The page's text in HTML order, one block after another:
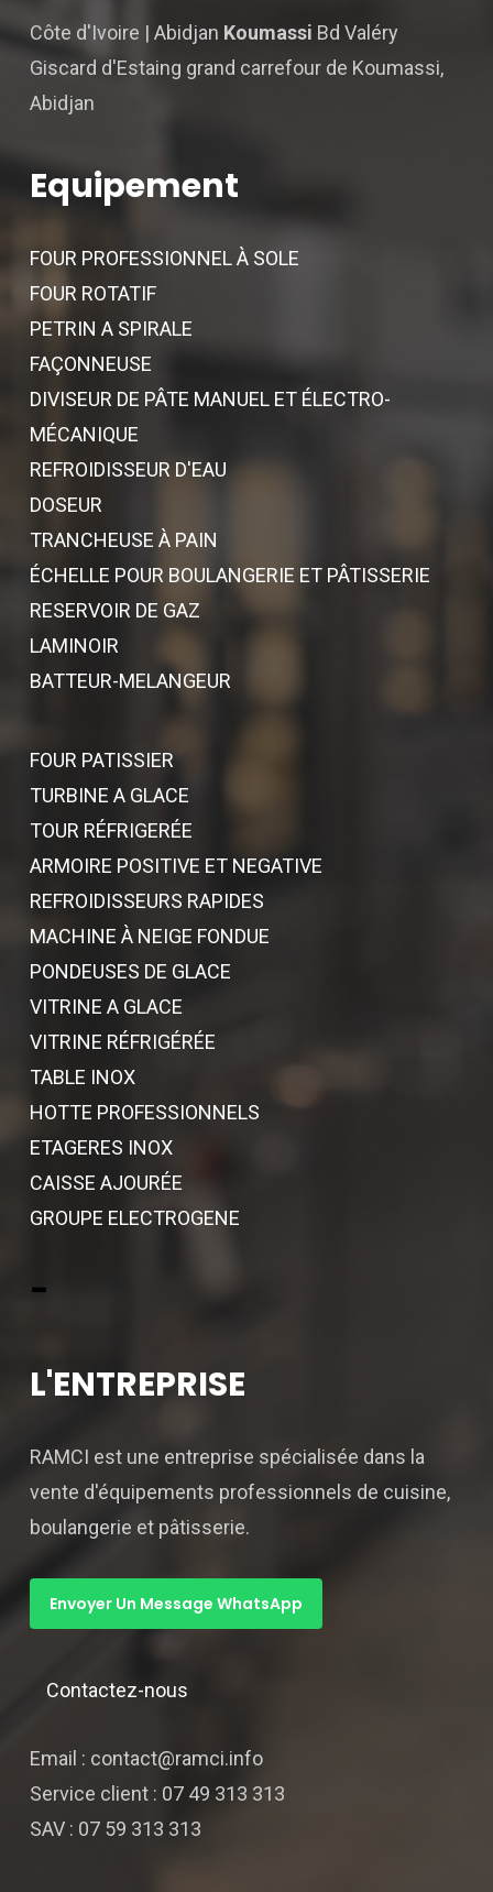
Côte d'Ivoire | Abidjan Koumassi Bd Valéry
Giscard d'Estaing grand carrefour de Koumassi,
Abidjan
Equipement
FOUR PROFESSIONNEL À SOLE
FOUR ROTATIF
PETRIN A SPIRALE
FAÇONNEUSE
DIVISEUR DE PÂTE MANUEL ET ÉLECTRO-
MÉCANIQUE
REFROIDISSEUR D'EAU
DOSEUR
TRANCHEUSE À PAIN
ÉCHELLE POUR BOULANGERIE ET PÂTISSERIE
RESERVOIR DE GAZ
LAMINOIR
BATTEUR-MELANGEUR
FOUR PATISSIER
TURBINE A GLACE
TOUR RÉFRIGERÉE
ARMOIRE POSITIVE ET NEGATIVE
REFROIDISSEURS RAPIDES
MACHINE À NEIGE FONDUE
PONDEUSES DE GLACE
VITRINE A GLACE
VITRINE RÉFRIGÉRÉE
TABLE INOX
HOTTE PROFESSIONNELS
ETAGERES INOX
CAISSE AJOURÉE
GROUPE ELECTROGENE
-
L'ENTREPRISE
RAMCI est une entreprise spécialisée dans la
vente d'équipements professionnels de cuisine,
boulangerie et pâtisserie.
Envoyer Un Message WhatsApp
Contactez-nous
Email : contact@ramci.info
Service client : 07 49 313 313
SAV : 07 59 313 313